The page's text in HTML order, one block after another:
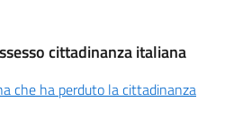
cittadinanza italiana
che ha perduto la cittadinanza